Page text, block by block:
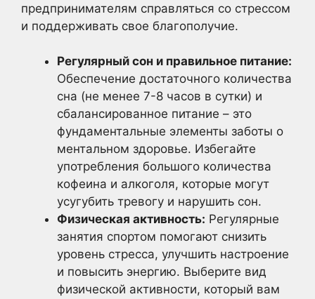
предпринимателям справляться со стрессом
и поддерживать свое благополучие.
Регулярный сон и правильное питание:
Обеспечение достаточного количества
сна (не менее 7-8 часов в сутки) и
сбалансированное питание – это
фундаментальные элементы заботы о
ментальном здоровье. Избегайте
употребления большого количества
кофеина и алкоголя, которые могут
усугубить тревогу и нарушить сон.
Физическая активность: Регулярные
занятия спортом помогают снизить
уровень стресса, улучшить настроение
и повысить энергию. Выберите вид
физической активности, который вам